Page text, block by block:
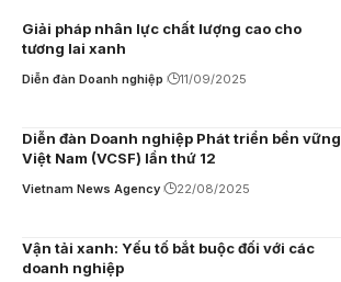
Giải pháp nhân lực chất lượng cao cho
tương lai xanh
Diễn đàn Doanh nghiệp 11/09/2025
Diễn đàn Doanh nghiệp Phát triển bền vững
Việt Nam (VCSF) lần thứ 12
Vietnam News Agency 22/08/2025
Vận tải xanh: Yếu tố bắt buộc đối với các
doanh nghiệp